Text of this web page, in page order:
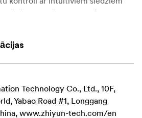
ļauj vienmērīgi regulēt spilgtumu
ZY Vega APP, bezvadu
ierīču sinhronizācija ir jūsu
diodē ir integrēts iekšējais
novēršot nepieciešamību pēc
Technology Co., Ltd., 10F,
Yabao Road #1, Longgang
www.zhiyun-tech.com/en